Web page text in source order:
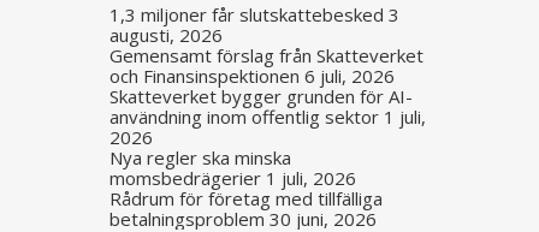
1,3 miljoner får slutskattebesked 3
augusti, 2026
Gemensamt förslag från Skatteverket
och Finansinspektionen 6 juli, 2026
Skatteverket bygger grunden för AI-
användning inom offentlig sektor 1 juli,
2026
Nya regler ska minska
momsbedrägerier 1 juli, 2026
Rådrum för företag med tillfälliga
betalningsproblem 30 juni, 2026